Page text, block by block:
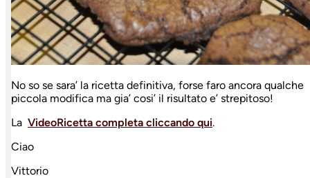
No so se sara’ la ricetta definitiva, forse faro ancora qualche
piccola modifica ma gia’ cosi’ il risultato e’ strepitoso!
La VideoRicetta completa cliccando qui.
Ciao
Vittorio